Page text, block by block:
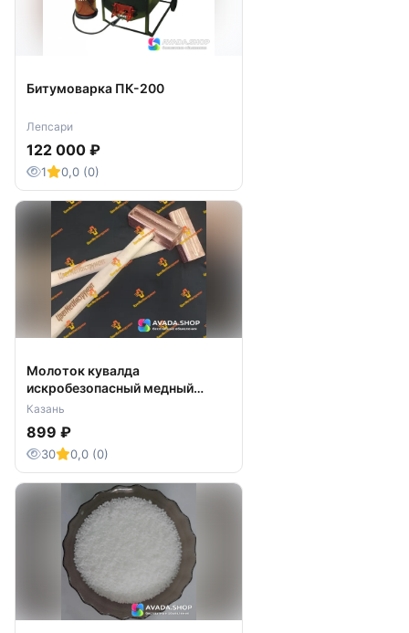
Битумоварка ПК-200
Лепсари
122 000 ₽
1 0,0 (0)
Молоток кувалда
искробезопасный медный
латунный бронзовый от 250гр
Казань
899 ₽
30 0,0 (0)